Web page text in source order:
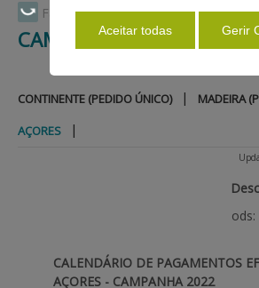
Faça Swipe para ver o menu
HELP/SUPPORT
INFORMATIONS
STATISTICS
BENEFICIARY SUPPORT
CAMPANHA 2022
CONTINENTE (PEDIDO ÚNICO) | MADEIRA
AÇORES |
ods:
CALENDÁRIO DE PAGAMENTOS
AÇORES - CAMPANHA 2022
Aceitar todas Gerir